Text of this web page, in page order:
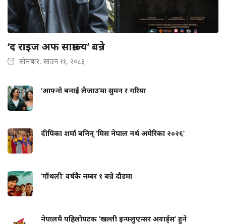
‘द राइज अफ साम्राज्य’ बन्ने
सोमबार, साउन ११, २०८३
‘आफ्नो बनाई लैजाउ’मा सुमन र गरिमा
दीपिका शर्मा बनिन् ‘मिस नेपाल नर्थ अमेरिका २०२६’
‘गौंथली’ वर्षकै नम्बर १ बन्ने दौडमा
नेपालमै पहिलोपटक ‘खल्ती इन्फ्लुएन्सर अवार्ड्स’ हुने